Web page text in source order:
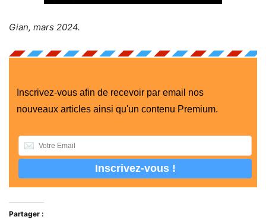
Gian, mars 2024.
Inscrivez-vous afin de recevoir par email nos
nouveaux articles ainsi qu'un contenu Premium.
Partager :